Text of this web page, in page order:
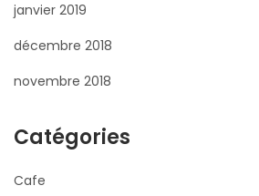
janvier 2019
décembre 2018
novembre 2018
Catégories
Cafe